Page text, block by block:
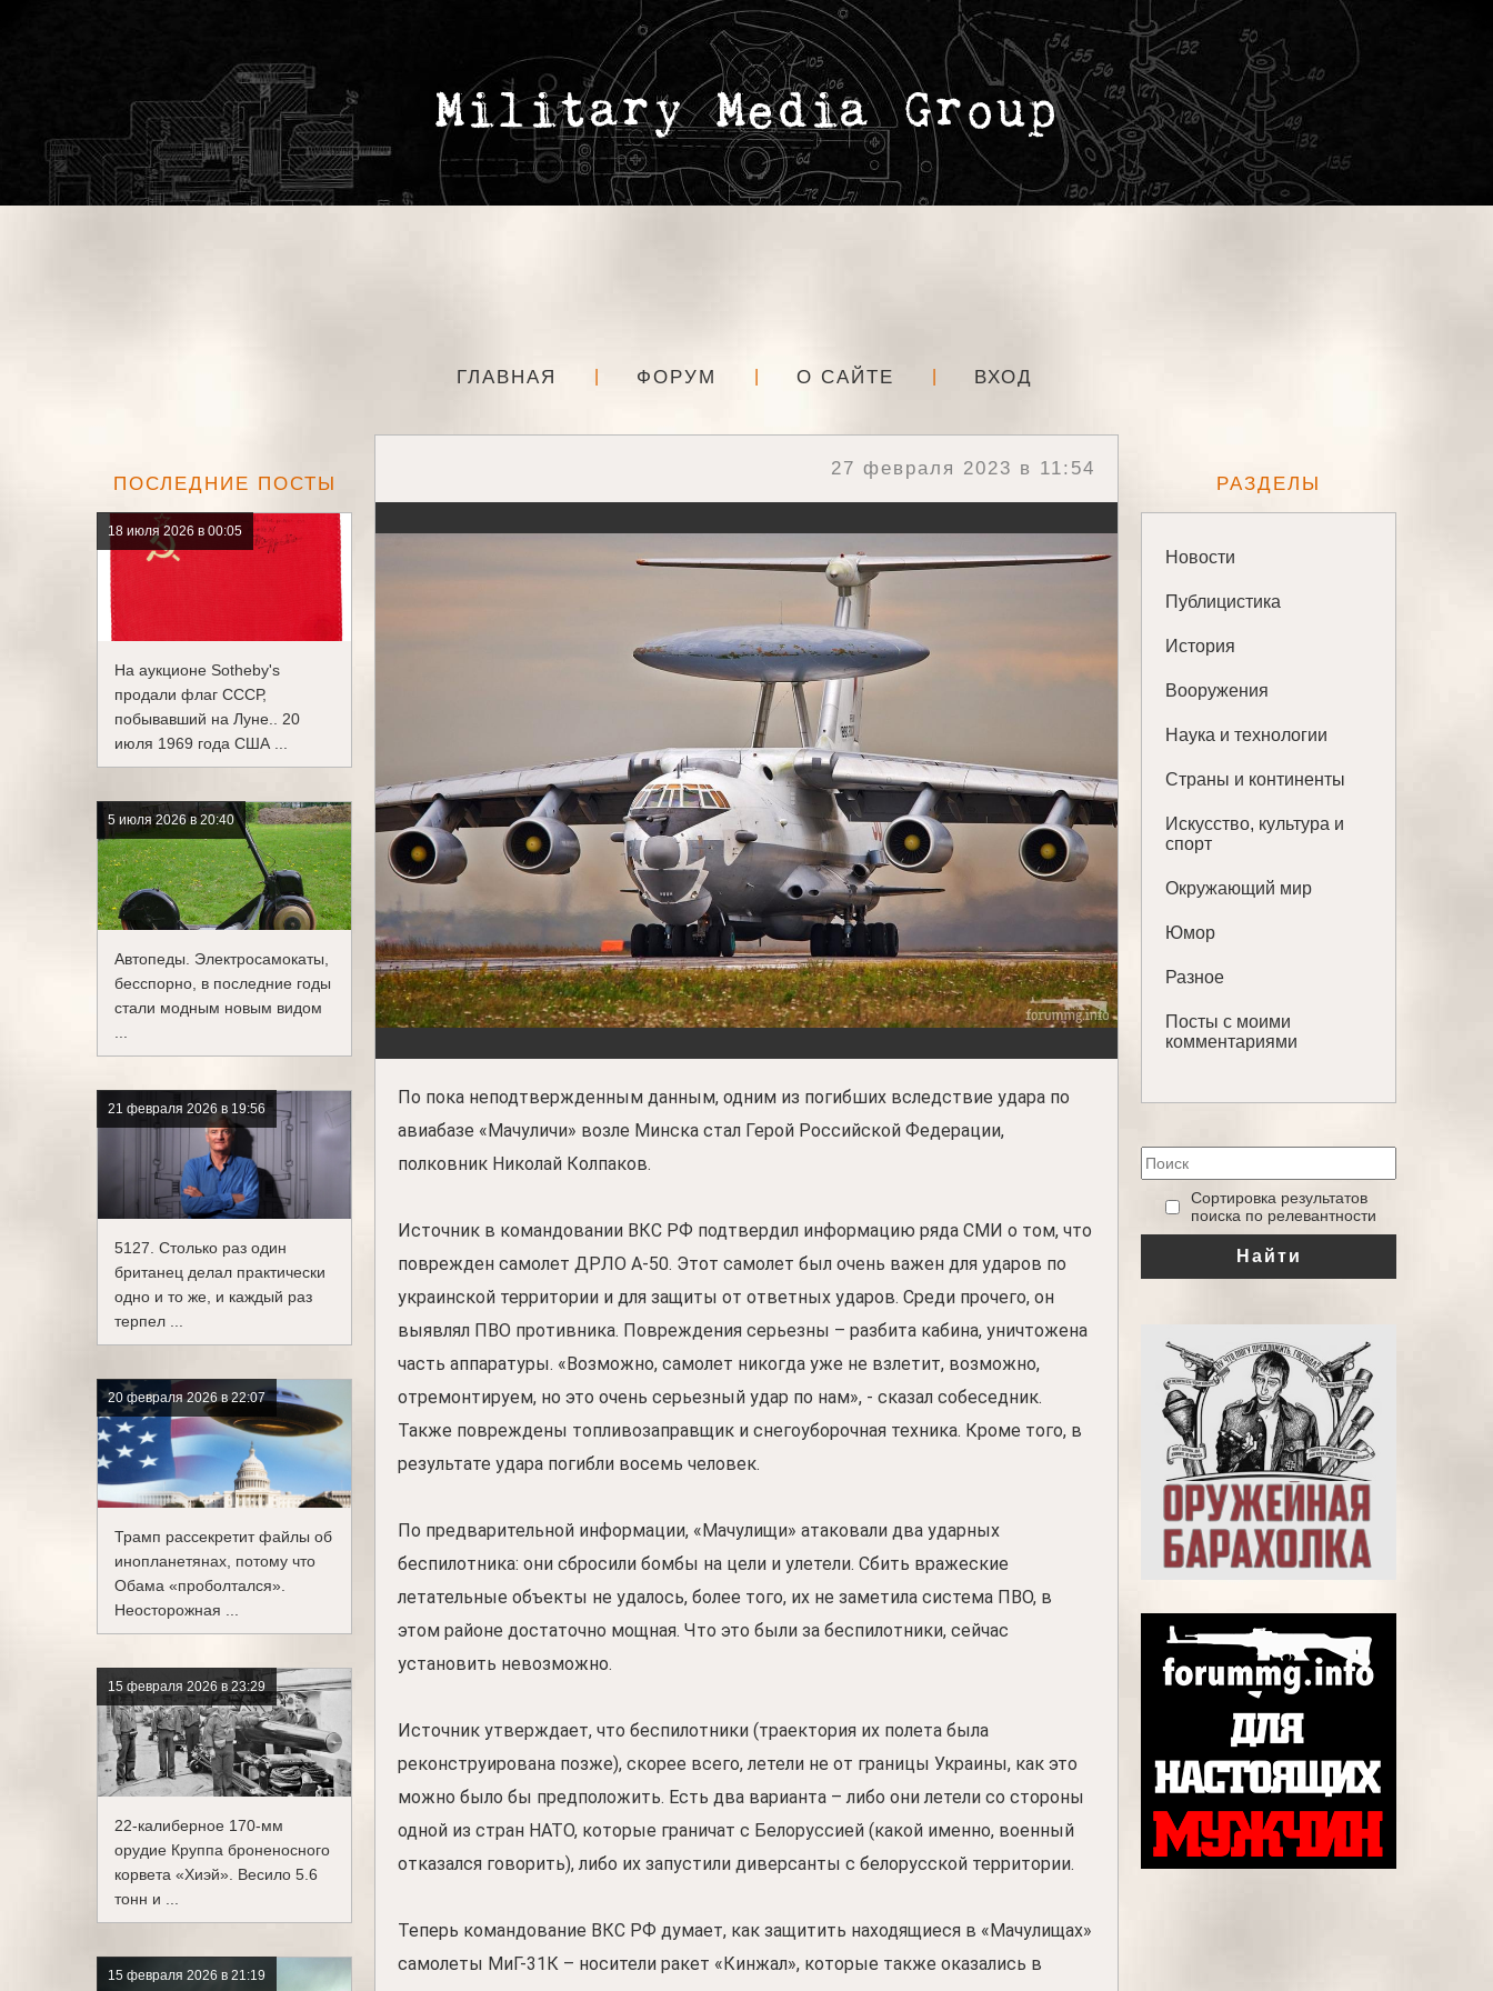
ГЛАВНАЯ ФОРУМ О САЙТЕ ВХОД
ПОСЛЕДНИЕ ПОСТЫ
18 июля 2026 в 00:05
На аукционе Sotheby's
продали флаг СССР,
побывавший на Луне.. 20
июля 1969 года США ...
5 июля 2026 в 20:40
Автопеды. Электросамокаты,
бесспорно, в последние годы
стали модным новым видом
21 февраля 2026 в 19:56
5127. Столько раз один
британец делал практически
одно и то же, и каждый раз
терпел ...
20 февраля 2026 в 22:07
Трамп рассекретит файлы об
инопланетянах, потому что
Обама «проболтался».
Неосторожная ...
15 февраля 2026 в 23:29
22-калиберное 170-мм
орудие Круппа броненосного
корвета «Хиэй». Весило 5.6
тонн и ...
15 февраля 2026 в 21:19
27 февраля 2023 в 11:54
По пока неподтвержденным данным, одним из погибших вследствие удара по
авиабазе «Мачуличи» возле Минска стал Герой Российской Федерации,
полковник Николай Колпаков.
Источник в командовании ВКС РФ подтвердил информацию ряда СМИ о том, что
поврежден самолет ДРЛО А-50. Этот самолет был очень важен для ударов по
украинской территории и для защиты от ответных ударов. Среди прочего, он
выявлял ПВО противника. Повреждения серьезны – разбита кабина, уничтожена
часть аппаратуры. «Возможно, самолет никогда уже не взлетит, возможно,
отремонтируем, но это очень серьезный удар по нам», - сказал собеседник.
Также повреждены топливозаправщик и снегоуборочная техника. Кроме того, в
результате удара погибли восемь человек.
По предварительной информации, «Мачулищи» атаковали два ударных
беспилотника: они сбросили бомбы на цели и улетели. Сбить вражеские
летательные объекты не удалось, более того, их не заметила система ПВО, в
этом районе достаточно мощная. Что это были за беспилотники, сейчас
установить невозможно.
Источник утверждает, что беспилотники (траектория их полета была
реконструирована позже), скорее всего, летели не от границы Украины, как это
можно было бы предположить. Есть два варианта – либо они летели со стороны
одной из стран НАТО, которые граничат с Белоруссией (какой именно, военный
отказался говорить), либо их запустили диверсанты с белорусской территории.
Теперь командование ВКС РФ думает, как защитить находящиеся в «Мачулищах»
самолеты МиГ-31К – носители ракет «Кинжал», которые также оказались в
РАЗДЕЛЫ
Новости
Публицистика
История
Вооружения
Наука и технологии
Страны и континенты
Искусство, культура и
спорт
Окружающий мир
Юмор
Разное
Посты с моими
комментариями
‎Сортировка результатов
поиска по релевантности
Найти